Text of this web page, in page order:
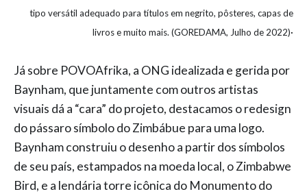
tipo versátil adequado para títulos em negrito, pôsteres, capas de
livros e muito mais. (GOREDAMA, Julho de 2022).
Já sobre POVOAfrika, a ONG idealizada e gerida por
Baynham, que juntamente com outros artistas
visuais dá a “cara” do projeto, destacamos o redesign
do pássaro símbolo do Zimbábue para uma logo.
Baynham construiu o desenho a partir dos símbolos
de seu país, estampados na moeda local, o Zimbabwe
Bird, e a lendária torre icônica do Monumento do